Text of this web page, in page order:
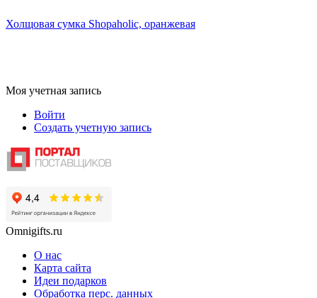
Холщовая сумка Shopaholic, оранжевая
Моя учетная запись
Войти
Создать учетную запись
Omnigifts.ru
О нас
Карта сайта
Идеи подарков
Обработка перс. данных